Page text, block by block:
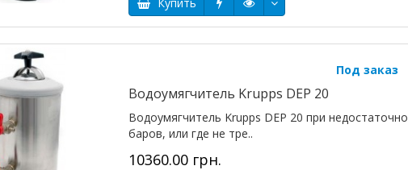
Под заказ
Водоумягчитель Krupps DEP 20
Водоумягчитель Krupps DEP 20 при
баров, или где не тре..
10360.00 грн.